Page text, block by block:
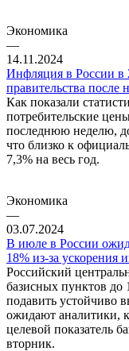
Экономика
—
14.11.2024
Инфляция в России в
правительства после
Как показали
потребительские
последнюю неделю,
что близко к
7,3% на весь год.
Экономика
—
03.07.2024
В июле в России
18% из-за ускорения
Российский
базисных пунктов до
подавить устойчиво
ожидают аналитики,
целевой показатель
вторник.